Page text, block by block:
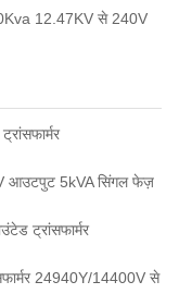
12.47KV से 240V
आउटपुट 5kVA सिंगल फेज़
ट्रांसफार्मर
24940Y/14400V से